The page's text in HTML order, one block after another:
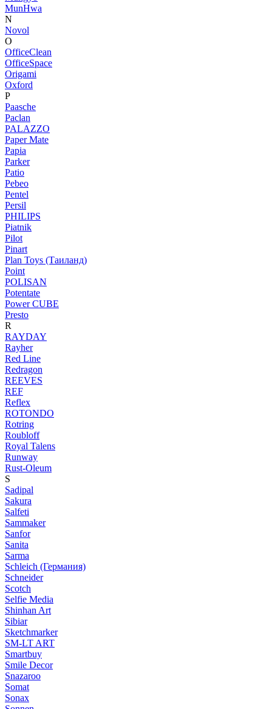
MunHwa
N
Novol
O
OfficeClean
OfficeSpace
Origami
Oxford
P
Paasche
Paclan
PALAZZO
Paper Mate
Papia
Parker
Patio
Pebeo
Pentel
Persil
PHILIPS
Piatnik
Pilot
Pinart
Plan Toys (Таиланд)
Point
POLISAN
Potentate
Power CUBE
Presto
R
RAYDAY
Rayher
Red Line
Redragon
REEVES
REF
Reflex
ROTONDO
Rotring
Roubloff
Royal Talens
Runway
Rust-Oleum
S
Sadipal
Sakura
Salfeti
Sammaker
Sanfor
Sanita
Sarma
Schleich (Германия)
Schneider
Scotch
Selfie Media
Shinhan Art
Sibiar
Sketchmarker
SM-LT ART
Smartbuy
Smile Decor
Snazaroo
Somat
Sonax